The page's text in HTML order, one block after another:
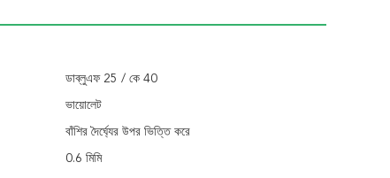
ডাব্লুএফ 25 / কে 40
ভায়োলেট
বাঁশির দৈর্ঘ্যের উপর ভিত্তি করে
0.6 মিমি